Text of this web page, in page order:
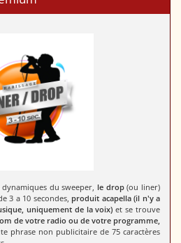
du sweeper, le drop(ou liner)
3 a 10 secondes, produit acapella (il n'y a
uniquement de la voix) et se trouve
de votre radio ou de votre programme,
phrase non publicitaire de 75 caractères